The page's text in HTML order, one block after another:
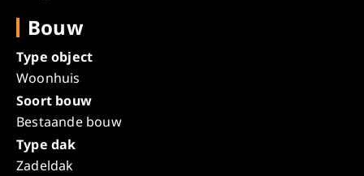
Bouw
Type object
Woonhuis
Soort bouw
Bestaande bouw
Type dak
Zadeldak